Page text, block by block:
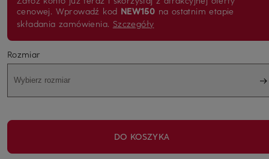
cenowej. Wprowadź kod NEW150 na ostatnim etapie
składania zamówienia. Szczegóły
Rozmiar
Wybierz rozmiar
DO KOSZYKA